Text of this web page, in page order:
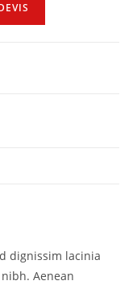
dignissim lacinia
Aenean